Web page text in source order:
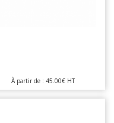
À partir de : 45.00€ HT